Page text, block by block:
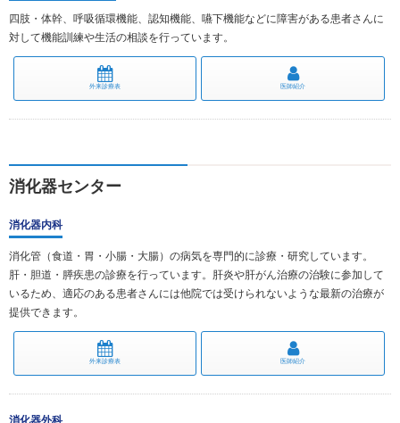
四肢・体幹、呼吸循環機能、認知機能、嚥下機能などに障害がある患者さんに
対して機能訓練や生活の相談を行っています。
外来診療表 医師紹介
消化器センター
消化器内科
消化管（食道・胃・小腸・大腸）の病気を専門的に診療・研究しています。
肝・胆道・膵疾患の診療を行っています。肝炎や肝がん治療の治験に参加して
いるため、適応のある患者さんには他院では受けられないような最新の治療が
提供できます。
外来診療表 医師紹介
消化器外科